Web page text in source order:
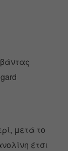
μετά το
έτσι